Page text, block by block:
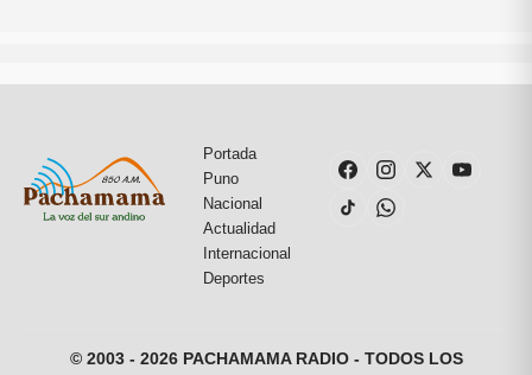
Portada
Puno
Nacional
Actualidad
Internacional
Deportes
© 2003 - 2026 PACHAMAMA RADIO - TODOS LOS